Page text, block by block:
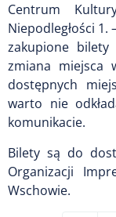
Centrum
Niepodległości
zakupione bilety
zmiana miejsca
dostępnych
warto nie
komunikacie.
Bilety są do
Organizacji
Wschowie.